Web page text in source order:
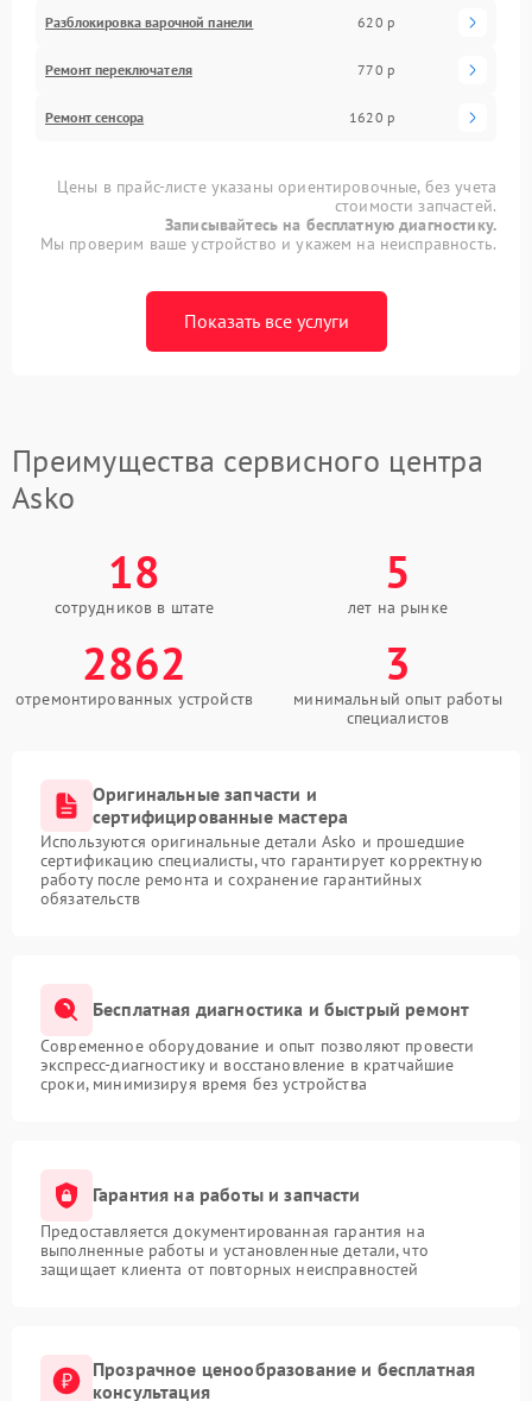
Разблокировка варочной панели 620 р
Ремонт переключателя 770 р
Ремонт сенсора 1620 р
Цены в прайс-листе указаны ориентировочные, без учета
стоимости запчастей.
Записывайтесь на бесплатную диагностику.
Мы проверим ваше устройство и укажем на неисправность.
Показать все услуги
Преимущества сервисного центра
Asko
18
сотрудников в штате
5
лет на рынке
2862
отремонтированных устройств
3
минимальный опыт работы
специалистов
Оригинальные запчасти и
сертифицированные мастера
Используются оригинальные детали Asko и прошедшие
сертификацию специалисты, что гарантирует корректную
работу после ремонта и сохранение гарантийных
обязательств
Бесплатная диагностика и быстрый ремонт
Современное оборудование и опыт позволяют провести
экспресс-диагностику и восстановление в кратчайшие
сроки, минимизируя время без устройства
Гарантия на работы и запчасти
Предоставляется документированная гарантия на
выполненные работы и установленные детали, что
защищает клиента от повторных неисправностей
Прозрачное ценообразование и бесплатная
консультация